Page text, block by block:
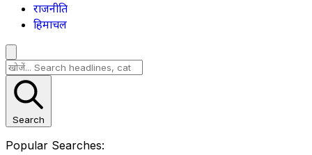
राजनीति
हिमाचल
Search
Popular Searches: